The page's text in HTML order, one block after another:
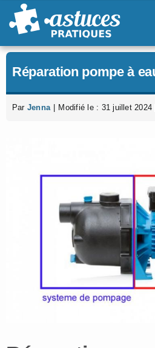
Passer
au
Réparation pompe à
Par Jenna Modifié le : 31 juillet 2024